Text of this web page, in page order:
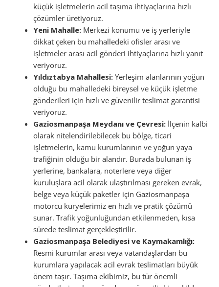
küçük işletmelerin acil taşıma ihtiyaçlarına hızlı
çözümler üretiyoruz.
Yeni Mahalle: Merkezi konumu ve iş yerleriyle
dikkat çeken bu mahalledeki ofisler arası ve
işletmeler arası acil gönderi ihtiyaçlarına hızlı yanıt
veriyoruz.
Yıldıztabya Mahallesi: Yerleşim alanlarının yoğun
olduğu bu mahalledeki bireysel ve küçük işletme
gönderileri için hızlı ve güvenilir teslimat garantisi
veriyoruz.
Gaziosmanpaşa Meydanı ve Çevresi: İlçenin kalbi
olarak nitelendirilebilecek bu bölge, ticari
işletmelerin, kamu kurumlarının ve yoğun yaya
trafiğinin olduğu bir alandır. Burada bulunan iş
yerlerine, bankalara, noterlere veya diğer
kuruluşlara acil olarak ulaştırılması gereken evrak,
belge veya küçük paketler için Gaziosmanpaşa
motorcu kuryelerimiz en hızlı ve pratik çözümü
sunar. Trafik yoğunluğundan etkilenmeden, kısa
sürede teslimat gerçekleştirilir.
Gaziosmanpaşa Belediyesi ve Kaymakamlığı:
Resmi kurumlar arası veya vatandaşlardan bu
kurumlara yapılacak acil evrak teslimatları büyük
önem taşır. Taşıma ekibimiz, bu tür önemli